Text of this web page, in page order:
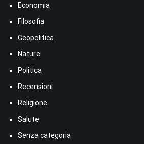
Economia
Filosofia
Geopolitica
Nature
Politica
Recensioni
Religione
Salute
Senza categoria